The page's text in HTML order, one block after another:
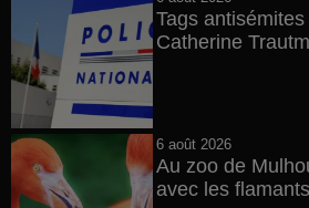
Tags
Catherine
6 août 2026
Au zoo de
avec les